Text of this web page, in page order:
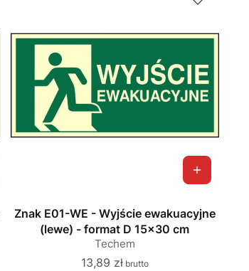
Znak E01-WE - Wyjście ewakuacyjne
(lewe) - format D 15x30 cm
Techem
Cena
13,89 zł